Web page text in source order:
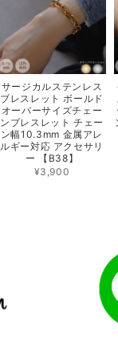
サージカルステンレス
ブレスレット ボールド
オーバーサイズチェー
ンブレスレット チェー
ン幅10.3mm 金属アレ
ルギー対応 アクセサリ
ー 【B38】
¥3,900